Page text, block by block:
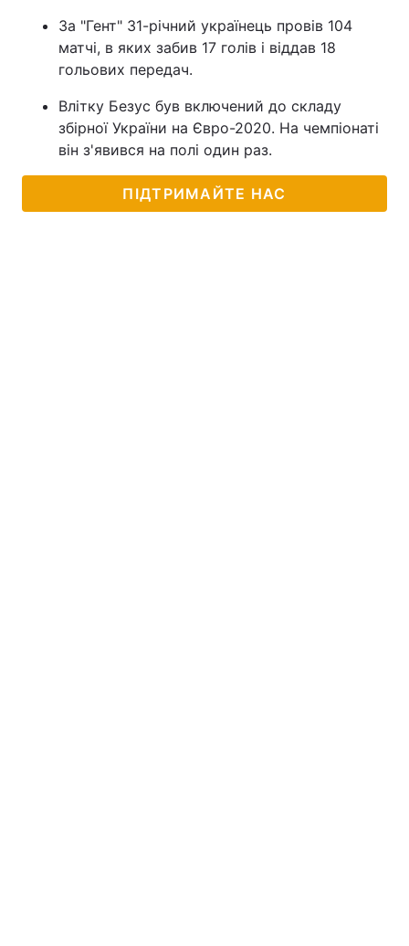
За "Гент" 31-річний українець провів 104
матчі, в яких забив 17 голів і віддав 18
гольових передач.
Влітку Безус був включений до складу
збірної України на Євро-2020. На чемпіонаті
він з'явився на полі один раз.
ПІДТРИМАЙТЕ НАС